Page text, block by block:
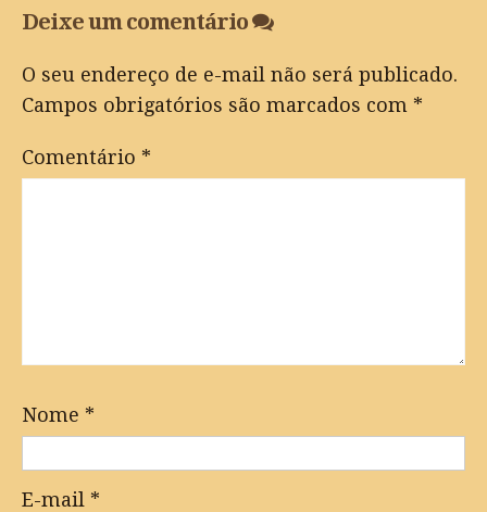
Deixe um comentário
O seu endereço de e-mail não será publicado.
Campos obrigatórios são marcados com *
Comentário *
Nome *
E-mail *